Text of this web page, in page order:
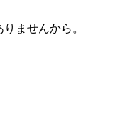
ませんから。